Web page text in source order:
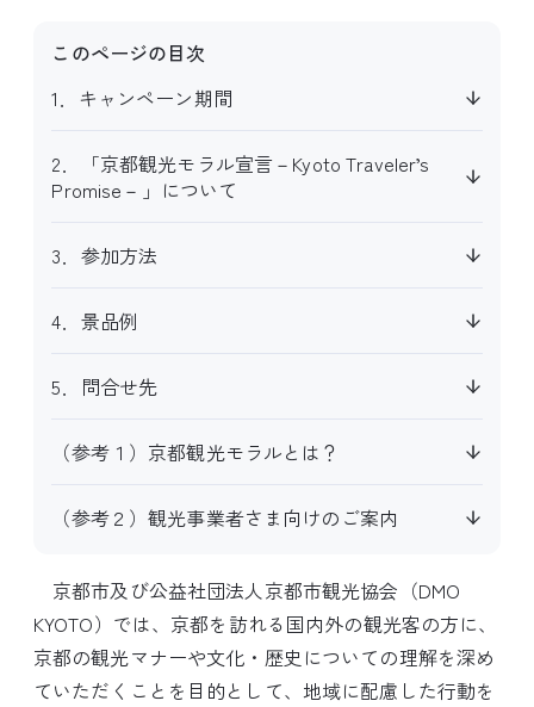
このページの目次
1．キャンペーン期間
2．「京都観光モラル宣言－Kyoto Traveler’s
Promise－」について
3．参加方法
4．景品例
5．問合せ先
（参考１）京都観光モラルとは？
（参考２）観光事業者さま向けのご案内
京都市及び公益社団法人京都市観光協会（DMO
KYOTO）では、京都を訪れる国内外の観光客の方に、
京都の観光マナーや文化・歴史についての理解を深め
ていただくことを目的として、地域に配慮した行動を